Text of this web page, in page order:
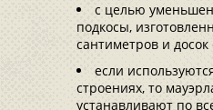
с целью
подкосы,
сантиметров и
если
строениях, то
устанавливают по